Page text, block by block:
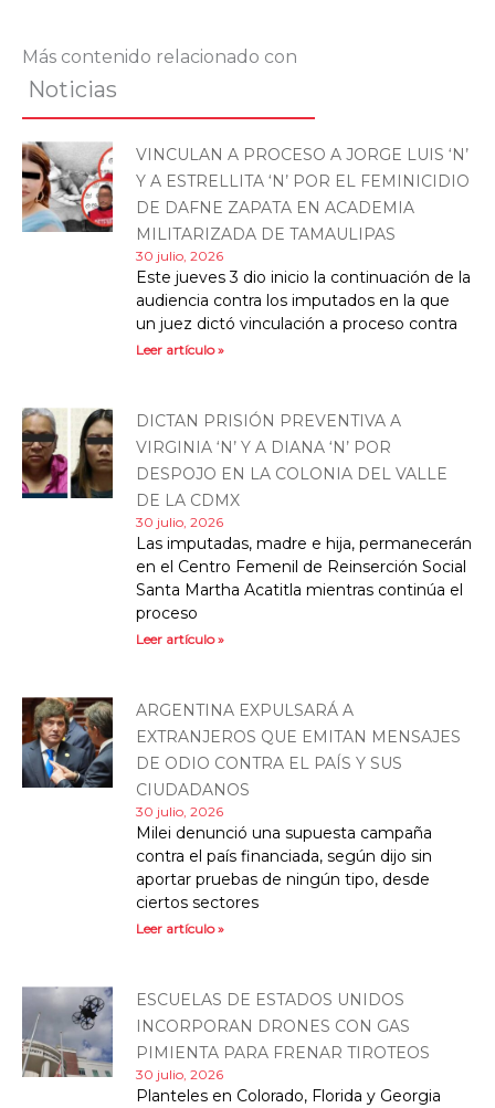
Más contenido relacionado con
Noticias
VINCULAN A PROCESO A JORGE LUIS ‘N’
Y A ESTRELLITA ‘N’ POR EL FEMINICIDIO
DE DAFNE ZAPATA EN ACADEMIA
MILITARIZADA DE TAMAULIPAS
30 julio, 2026
Este jueves 3 dio inicio la continuación de la
audiencia contra los imputados en la que
un juez dictó vinculación a proceso contra
Leer artículo »
DICTAN PRISIÓN PREVENTIVA A
VIRGINIA ‘N’ Y A DIANA ‘N’ POR
DESPOJO EN LA COLONIA DEL VALLE
DE LA CDMX
30 julio, 2026
Las imputadas, madre e hija, permanecerán
en el Centro Femenil de Reinserción Social
Santa Martha Acatitla mientras continúa el
proceso
Leer artículo »
ARGENTINA EXPULSARÁ A
EXTRANJEROS QUE EMITAN MENSAJES
DE ODIO CONTRA EL PAÍS Y SUS
CIUDADANOS
30 julio, 2026
Milei denunció una supuesta campaña
contra el país financiada, según dijo sin
aportar pruebas de ningún tipo, desde
ciertos sectores
Leer artículo »
ESCUELAS DE ESTADOS UNIDOS
INCORPORAN DRONES CON GAS
PIMIENTA PARA FRENAR TIROTEOS
30 julio, 2026
Planteles en Colorado, Florida y Georgia